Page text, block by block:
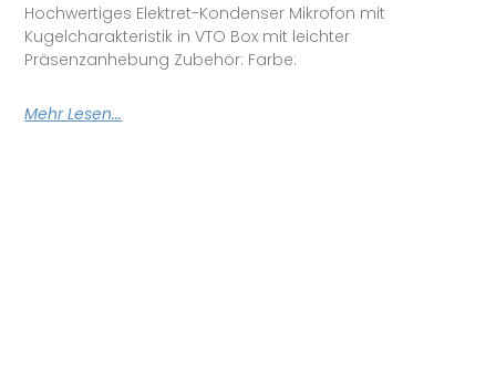
Hochwertiges Elektret-Kondenser Mikrofon mit
Kugelcharakteristik in VTO Box mit leichter
Präsenzanhebung Zubehör: Farbe:
Mehr Lesen...